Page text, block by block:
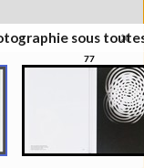
sous
77